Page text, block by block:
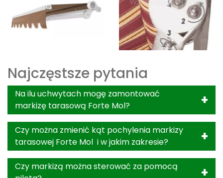
Najczęstsze pytania
Na ilu uchwytach mogę zamontować
markizę tarasową Forte Mol?
Czy można zmienić kąt pochylenia markizy
tarasowej Forte Mol i w jakim zakresie?
Czy markizą można sterować za pomocą